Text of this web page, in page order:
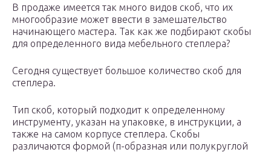
В продаже имеется так много видов скоб, что их
многообразие может ввести в замешательство
начинающего мастера. Так как же подбирают скобы
для определенного вида мебельного степлера?
Сегодня существует большое количество скоб для
степлера.
Тип скоб, который подходит к определенному
инструменту, указан на упаковке, в инструкции, а
также на самом корпусе степлера. Скобы
различаются формой (п-образная или полукруглой